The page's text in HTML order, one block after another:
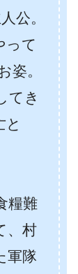
公。
って
姿。
てき
と
糧難
、村
軍隊